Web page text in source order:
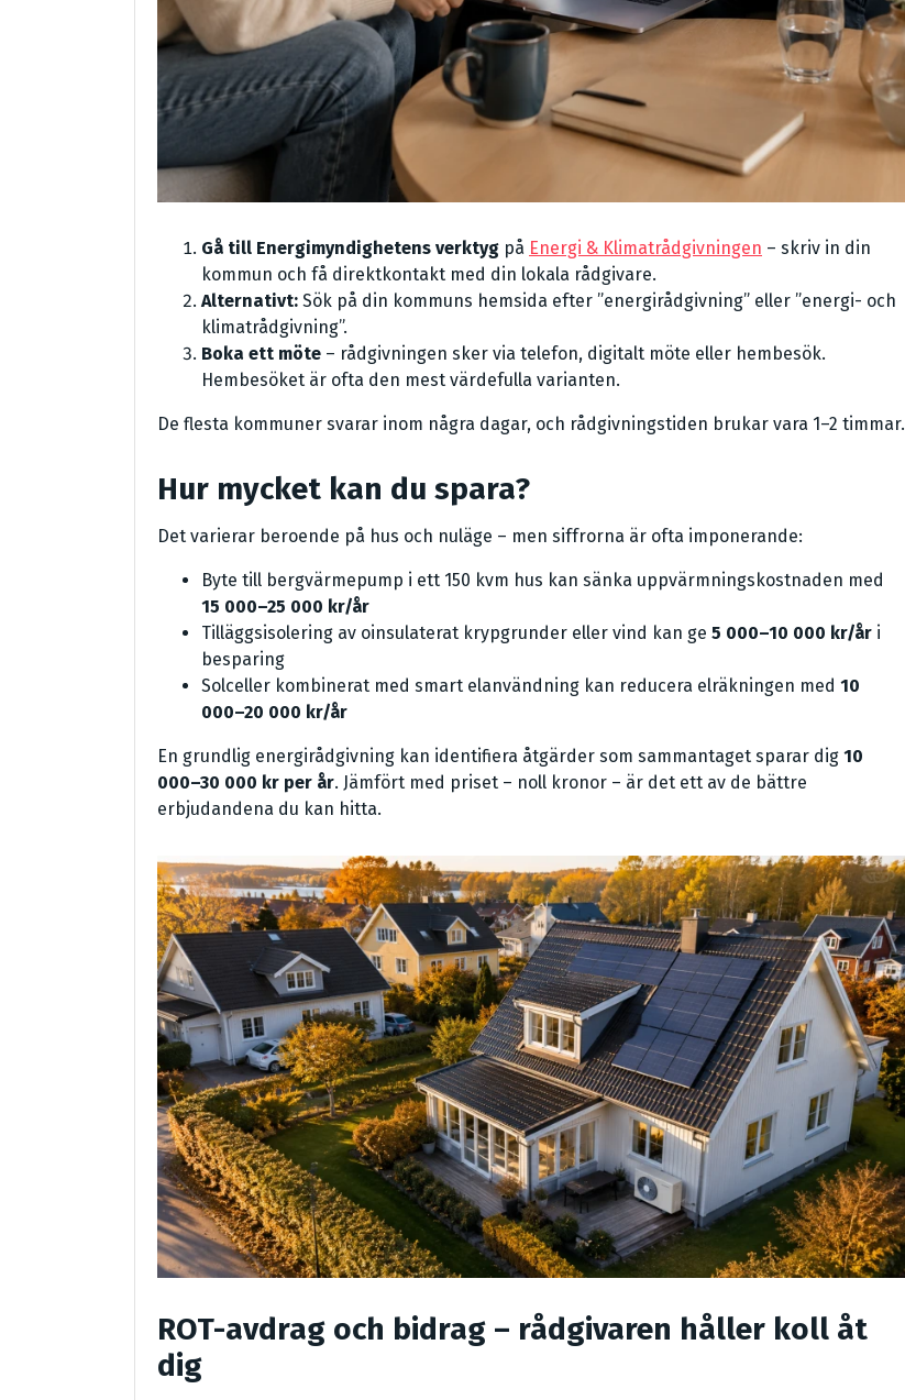
Gå till Energimyndighetens verktyg på Energi & Klimatrådgivningen – skriv in din
kommun och få direktkontakt med din lokala rådgivare.
Alternativt: Sök på din kommuns hemsida efter ”energirådgivning” eller ”energi- och
klimatrådgivning”.
Boka ett möte – rådgivningen sker via telefon, digitalt möte eller hembesök.
Hembesöket är ofta den mest värdefulla varianten.
De flesta kommuner svarar inom några dagar, och rådgivningstiden brukar vara 1–2 timmar.
Hur mycket kan du spara?
Det varierar beroende på hus och nuläge – men siffrorna är ofta imponerande:
Byte till bergvärmepump i ett 150 kvm hus kan sänka uppvärmningskostnaden med
15 000–25 000 kr/år
Tilläggsisolering av oinsulaterat krypgrunder eller vind kan ge 5 000–10 000 kr/år i
besparing
Solceller kombinerat med smart elanvändning kan reducera elräkningen med 10
000–20 000 kr/år
En grundlig energirådgivning kan identifiera åtgärder som sammantaget sparar dig 10
000–30 000 kr per år. Jämfört med priset – noll kronor – är det ett av de bättre
erbjudandena du kan hitta.
ROT-avdrag och bidrag – rådgivaren håller koll åt
dig